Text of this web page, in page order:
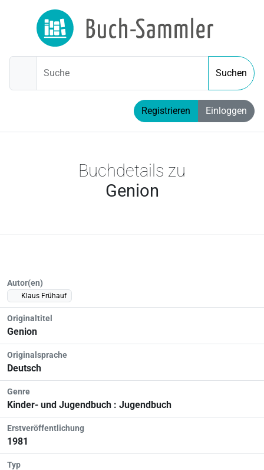
Suche Suchen
Registrieren Einloggen
Buchdetails zu
Genion
Autor(en)
Klaus Frühauf
Originaltitel
Genion
Originalsprache
Deutsch
Genre
Kinder- und Jugendbuch : Jugendbuch
Erstveröffentlichung
1981
Typ